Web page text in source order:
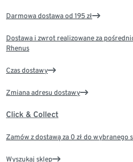
Darmowa dostawa od 195 zł
Dostawa i zwrot realizowane za
Rhenus
Czas dostawy
Zmiana adresu dostawy
Click & Collect
Zamów z dostawą za 0 zł do wybranego
Wyszukaj sklep